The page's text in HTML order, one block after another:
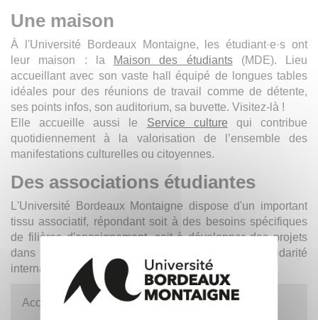
Une maison
À l'Université Bordeaux Montaigne, les étudiant·e·s ont
leur maison : la
Maison des étudiants(MDE). Lieu
accueillant avec son vaste hall équipé de longues tables
idéales pour des réunions de travail comme de détente,
ses points infos, son auditorium, sa buvette. Visitez-là !
Elle accueille aussi le Service culture qui contribue
quotidiennement à la valorisation de l’ensemble des
manifestations culturelles ou citoyennes.
Des associations étudiantes
L'Université Bordeaux Montaigne dispose d'un important
tissu associatif, répondant soit à des besoins spécifiques
de filières d'enseignement, soit à développer des projets
dans différents domaines (culture, sport, solidarité
internationale,...).
Accédez à l'annuaire detoutes les associations